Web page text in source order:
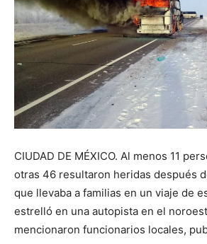
CIUDAD DE MÉXICO. Al menos 11
otras 46 resultaron heridas después
que llevaba a familias en un viaje de
estrelló en una autopista en el
mencionaron funcionarios locales,